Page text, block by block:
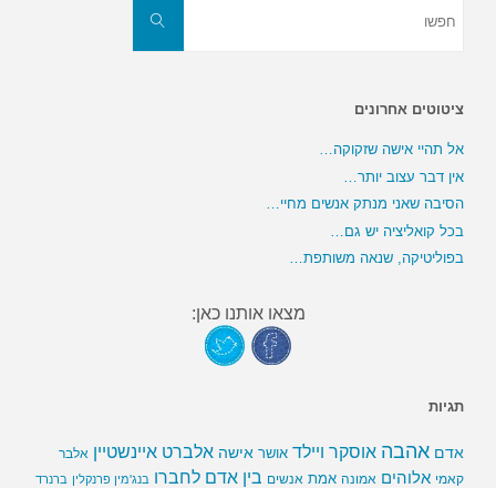
חפשו
ציטוטים אחרונים
אל תהיי אישה שזקוקה…
אין דבר עצוב יותר…
הסיבה שאני מנתק אנשים מחיי…
בכל קואליציה יש גם…
בפוליטיקה, שנאה משותפת…
מצאו אותנו כאן:
תגיות
אדם אהבה אוסקר ויילד אושר אישה אלברט איינשטיין אלבר
קאמי אלוהים אמונה אמת אנשים בין אדם לחברו בנג'מין פרנקלין ברנרד